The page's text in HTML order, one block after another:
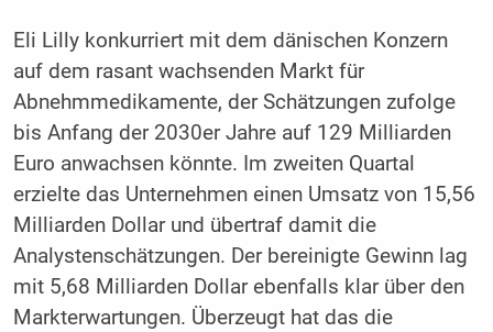
Eli Lilly konkurriert mit dem dänischen Konzern
auf dem rasant wachsenden Markt für
Abnehmmedikamente, der Schätzungen zufolge
bis Anfang der 2030er Jahre auf 129 Milliarden
Euro anwachsen könnte. Im zweiten Quartal
erzielte das Unternehmen einen Umsatz von 15,56
Milliarden Dollar und übertraf damit die
Analystenschätzungen. Der bereinigte Gewinn lag
mit 5,68 Milliarden Dollar ebenfalls klar über den
Markterwartungen. Überzeugt hat das die